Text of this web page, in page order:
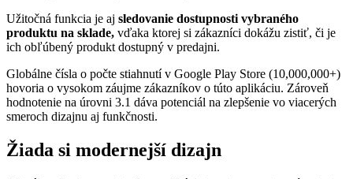
Užitočná funkcia je aj sledovanie dostupnosti vybraného
produktu na sklade, vďaka ktorej si zákazníci dokážu zistiť, či je
ich obľúbený produkt dostupný v predajni.
Globálne čísla o počte stiahnutí v Google Play Store (10,000,000+)
hovoria o vysokom záujme zákazníkov o túto aplikáciu. Zároveň
hodnotenie na úrovni 3.1 dáva potenciál na zlepšenie vo viacerých
smeroch dizajnu aj funkčnosti.
Žiada si modernejší dizajn